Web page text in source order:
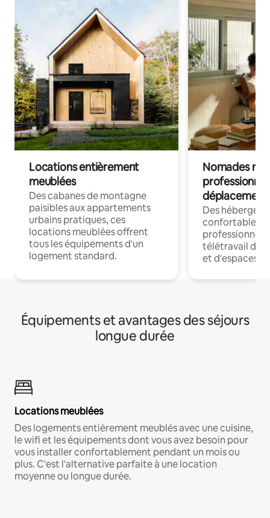
Locations entièrement
meublées
Des cabanes de montagne
paisibles aux appartements
urbains pratiques, ces
locations meublées offrent
tous les équipements d'un
logement standard.
Nomades
déplacement
Des
confortables
professionnels
télétravail
et d'espaces
Équipements et avantages des séjours
longue durée
Locations meublées
Des logements entièrement meublés avec une cuisine,
le wifi et les équipements dont vous avez besoin pour
vous installer confortablement pendant un mois ou
plus. C'est l'alternative parfaite à une location
moyenne ou longue durée.